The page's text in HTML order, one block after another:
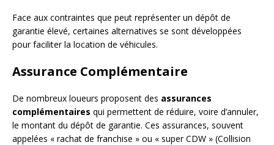
Face aux contraintes que peut représenter un dépôt de
garantie élevé, certaines alternatives se sont développées
pour faciliter la location de véhicules.
Assurance Complémentaire
De nombreux loueurs proposent des assurances
complémentaires qui permettent de réduire, voire d’annuler,
le montant du dépôt de garantie. Ces assurances, souvent
appelées « rachat de franchise » ou « super CDW » (Collision